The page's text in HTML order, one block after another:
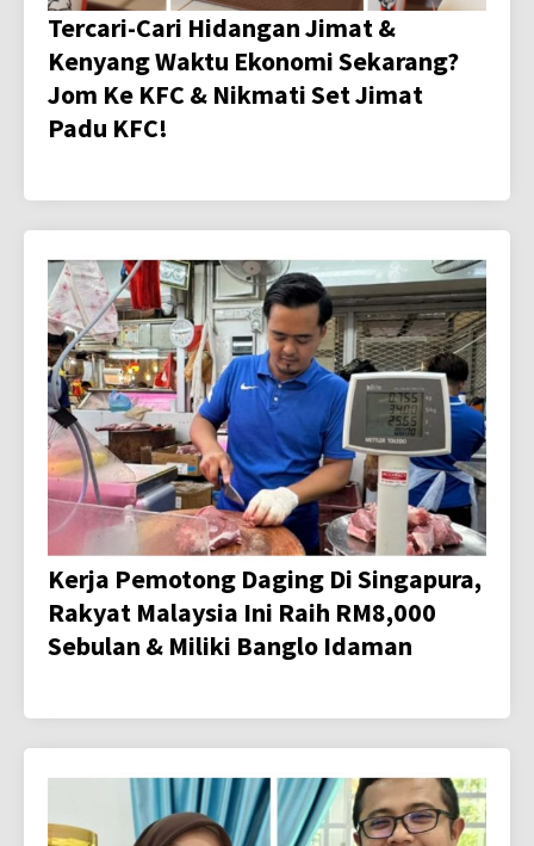
Tercari-Cari Hidangan Jimat &
Kenyang Waktu Ekonomi Sekarang?
Jom Ke KFC & Nikmati Set Jimat
Padu KFC!
Kerja Pemotong Daging Di Singapura,
Rakyat Malaysia Ini Raih RM8,000
Sebulan & Miliki Banglo Idaman